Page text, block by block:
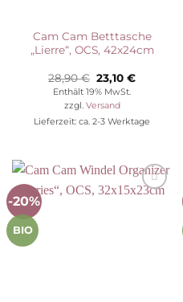
Cam Cam Betttasche
„Lierre“, OCS, 42x24cm
28,90€ Ursprünglicher
Preis
war:
28,90 €
23,10€Aktueller
Enthält 19% MwSt.
zzgl. Versand
Lieferzeit: ca. 2-3 Werktage
-20%
BIO